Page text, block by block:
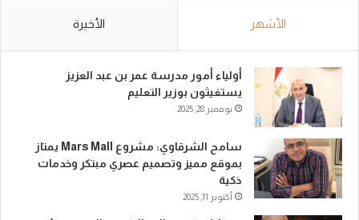
الأشهر الأخيرة
أولياء أمور مدرسة عمر بن عبد العزيز
يستغيثون بوزير التعليم
نوفمبر 28, 2025
سامح الشرقاوي: مشروع Mars Mall يمتاز
بموقع مميز وتصميم عصري مبتكر وخدمات
ذكية
أكتوبر 11, 2025